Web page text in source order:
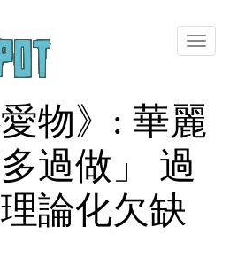
Toggle
愛物》: 華麗
過做」 過
論化欠缺